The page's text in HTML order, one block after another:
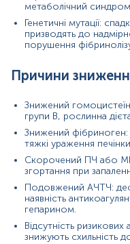
Гінекологія та
повторних
вагітності.
Хірургія та
до великих
Гематологія:
Неврологія:оцінка
інсультом чи
Внутрішня
метаболічним
хронічними
Матеріал
сироватка крові
плазма крові
цільна кров
метаболічний
Генетичні мутації:
призводять до
порушення
Причини
Знижений
групи B, рослинна
Знижений фібриноген:
тяжкі ураження
Скорочений ПЧ або
згортання при
Подовжений AЧТЧ:
наявність
гепарином.
Відсутність
знижують схильність